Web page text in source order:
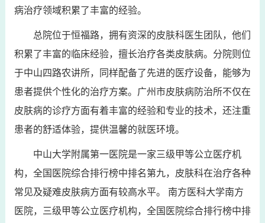
病治疗领域积累了丰富的经验。
总院位于恒福路，拥有资深的皮肤科医生团队，他们
积累了丰富的临床经验，擅长治疗各类皮肤病。分院则位
于中山四路农讲所，同样配备了先进的医疗设备，能够为
患者提供个性化的治疗方案。广州市皮肤病防治所不仅在
皮肤病的诊疗方面有着丰富的经验和专业的技术，还注重
患者的舒适体验，提供温馨的就医环境。
中山大学附属第一医院是一家三级甲等公立医疗机
构，全国医院综合排行榜中排名第九，皮肤科在治疗各种
常见及疑难皮肤病方面有较高水平。 南方医科大学南方
医院，三级甲等公立医疗机构，全国医院综合排行榜中排